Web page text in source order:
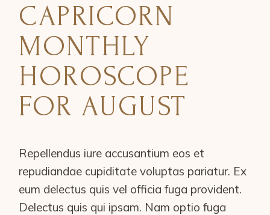
CAPRICORN
MONTHLY
HOROSCOPE
FOR AUGUST
Repellendus iure accusantium eos et
repudiandae cupiditate voluptas pariatur. Ex
eum delectus quis vel officia fuga provident.
Delectus quis qui ipsam. Nam optio fuga